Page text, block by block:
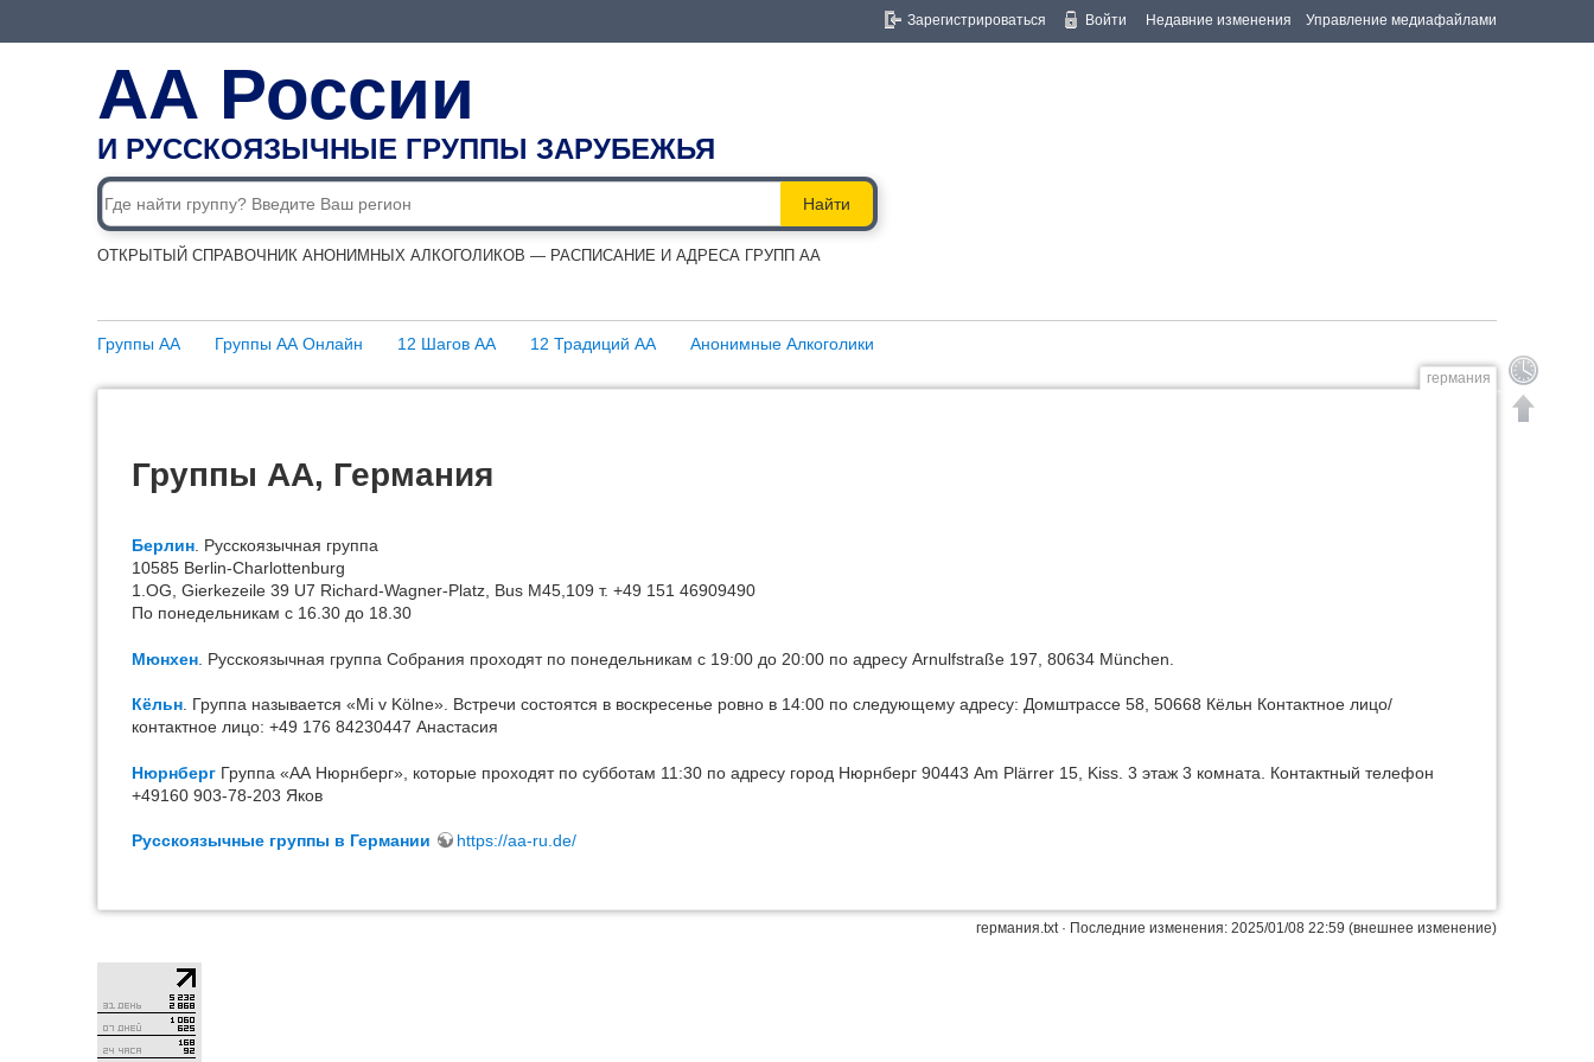
АА России
И РУССКОЯЗЫЧНЫЕ ГРУППЫ ЗАРУБЕЖЬЯ
Найти
ОТКРЫТЫЙ СПРАВОЧНИК АНОНИМНЫХ АЛКОГОЛИКОВ — РАСПИСАНИЕ И АДРЕСА ГРУПП АА
Группы АА Группы АА Онлайн 12 Шагов АА 12 Традиций АА Анонимные Алкоголики
Зарегистрироваться Войти Недавние изменения Управление медиафайлами
германия
Группы АА, Германия
Берлин . Русскоязычная группа
10585 Berlin-Charlottenburg
1.OG, Gierkezeile 39 U7 Richard-Wagner-Platz, Bus M45,109 т. +49 151 46909490
По понедельникам с 16.30 до 18.30
Мюнхен . Русскоязычная группа Собрания проходят по понедельникам с 19:00 до 20:00 по адресу Arnulfstraße 197, 80634 München.
Кёльн . Группа называется «Mi v Kölne». Встречи состоятся в воскресенье ровно в 14:00 по следующему адресу: Домштрассе 58, 50668 Кёльн Контактное лицо/
контактное лицо: +49 176 84230447 Анастасия
Нюрнберг Группа «АА Нюрнберг», которые проходят по субботам 11:30 по адресу город Нюрнберг 90443 Am Plärrer 15, Kiss. 3 этаж 3 комната. Контактный телефон
+49160 903-78-203 Яков
Русскоязычные группы в Германии https://aa-ru.de/
германия.txt· Последние изменения: 2025/01/08 22:59 (внешнее изменение)